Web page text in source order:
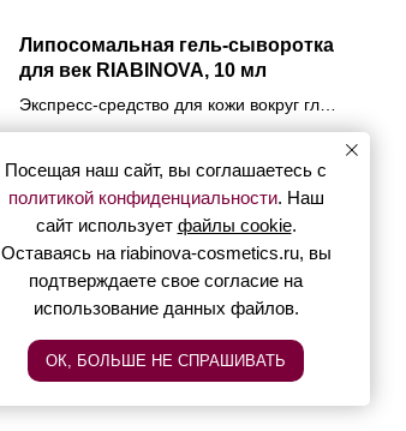
Посещая наш сайт, вы соглашаетесь с
политикой конфиденциальности. Наш
сайт использует файлы cookie.
Оставаясь на riabinova-cosmetics.ru, вы
подтверждаете свое согласие на
использование данных файлов.
ОК, БОЛЬШЕ НЕ СПРАШИВАТЬ
Липосомальная гель-сыворотка
для век RIABINOVA, 10 мл
Экспресс-средство для кожи вокруг глаз
с эффектом охлаждения, снятия
Подробнее